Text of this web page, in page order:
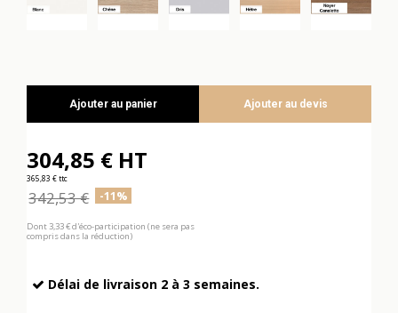
Ajouter au panier Ajouter au devis
304,85 € HT
365,83 € ttc
342,53 € -11%
Dont 3,33 € d'éco-participation (ne sera pas
compris dans la réduction)
Délai de livraison 2 à 3 semaines.